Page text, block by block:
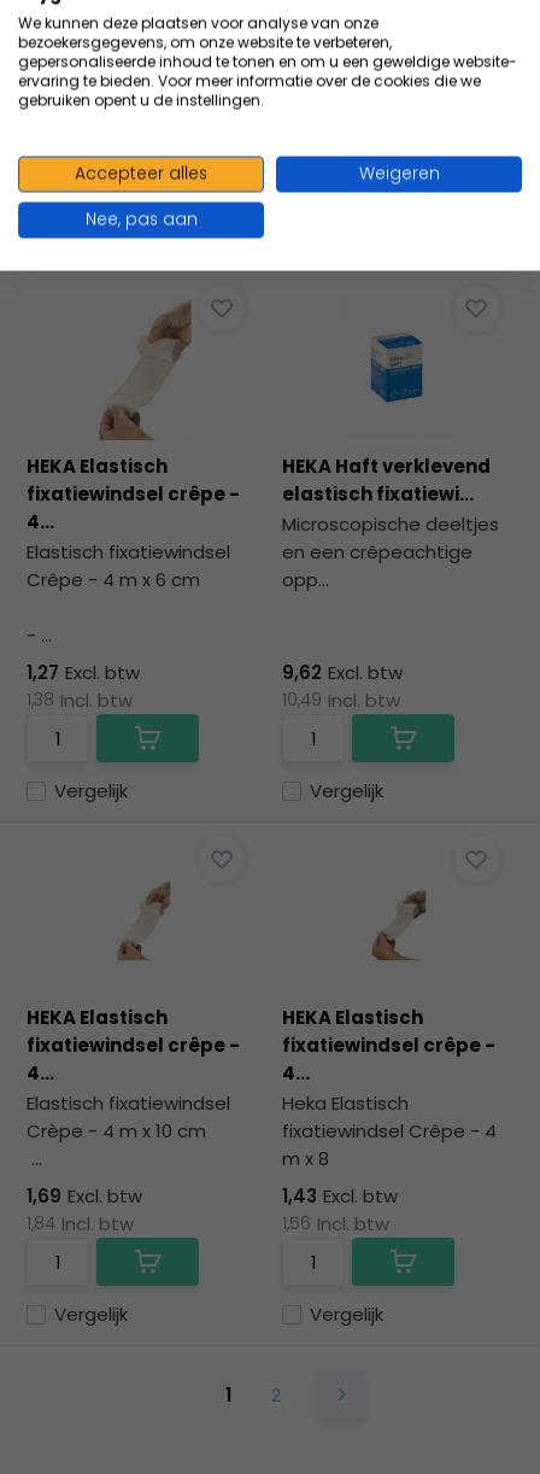
HEKA Haft verklevend
elastisch fixatiewindsel
is...
Vergelijk
HEKA Haft verklevend
elastisch fixatiewindsel -
...
HEKA Elastisch
fixatiewindsel crêpe -
4...
Elastisch fixatiewindsel
Crêpe - 4 m x 6 cm
- ...
Vergelijk
1,27 Excl. btw
1,38 Incl. btw
HEKA Haft verklevend
elastisch fixatiewi...
Microscopische deeltjes
en een crêpeachtige
opp...
Vergelijk
9,62 Excl. btw
10,49 Incl. btw
HEKA Elastisch
fixatiewindsel crêpe -
4...
Elastisch fixatiewindsel
Crèpe - 4 m x 10 cm
...
Vergelijk
1,69 Excl. btw
1,84 Incl. btw
HEKA Elastisch
fixatiewindsel crêpe -
4...
Heka Elastisch
fixatiewindsel Crêpe - 4
m x 8
Vergelijk
1,43 Excl. btw
1,56 Incl. btw
1 2
We kunnen deze plaatsen voor analyse van onze
bezoekersgegevens, om onze website te verbeteren,
gepersonaliseerde inhoud te tonen en om u een geweldige website-
ervaring te bieden. Voor meer informatie over de cookies die we
gebruiken opent u de instellingen.
Accepteer alles
Weigeren
Nee, pas aan